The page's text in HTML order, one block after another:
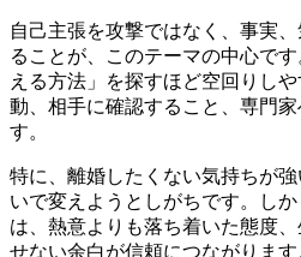
自己主張を攻撃ではなく、事実
ることが、このテーマの中心で
える方法」を探すほど空回りし
動、相手に確認すること、専門
す。
特に、離婚したくない気持ちが
いで変えようとしがちです。し
は、熱意よりも落ち着いた態度
せない余白が信頼につながります